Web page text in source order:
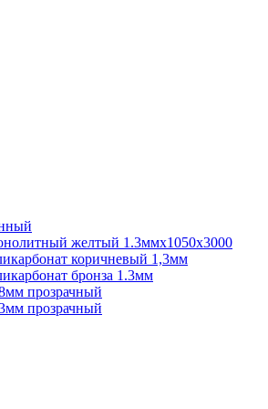
желтый 1.3ммх1050х3000
коричневый 1,3мм
бронза 1.3мм
прозрачный
прозрачный